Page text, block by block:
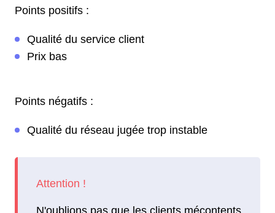
Points positifs :
Qualité du service client
Prix bas
Points négatifs :
Qualité du réseau jugée trop instable
N'oublions pas que les clients mécontents